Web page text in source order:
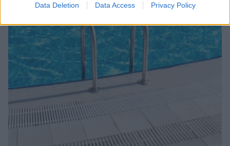
Data Deletion Data Access Privacy Policy